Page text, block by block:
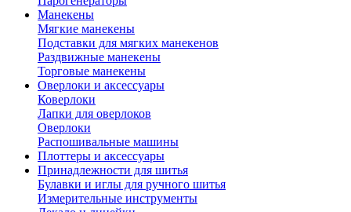
Манекены
Мягкие манекены
Подставки для мягких манекенов
Раздвижные манекены
Торговые манекены
Оверлоки и аксессуары
Коверлоки
Лапки для оверлоков
Оверлоки
Распошивальные машины
Плоттеры и аксессуары
Принадлежности для шитья
Булавки и иглы для ручного шитья
Измерительные инструменты